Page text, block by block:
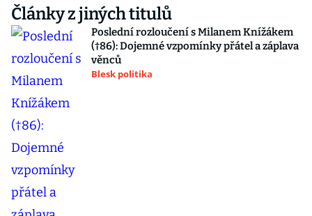
Články z jiných titulů
Poslední rozloučení s Milanem Knížákem
(†86): Dojemné vzpomínky přátel a záplava
věnců
Blesk politika